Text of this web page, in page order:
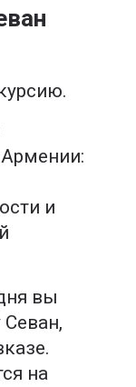
и
вы
Севан,
на